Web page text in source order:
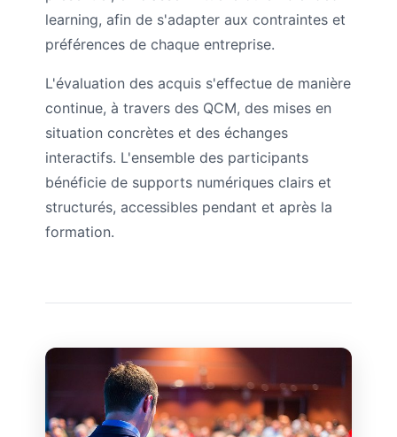
learning, afin de s'adapter aux contraintes et
préférences de chaque entreprise.
L'évaluation des acquis s'effectue de manière
continue, à travers des QCM, des mises en
situation concrètes et des échanges
interactifs. L'ensemble des participants
bénéficie de supports numériques clairs et
structurés, accessibles pendant et après la
formation.